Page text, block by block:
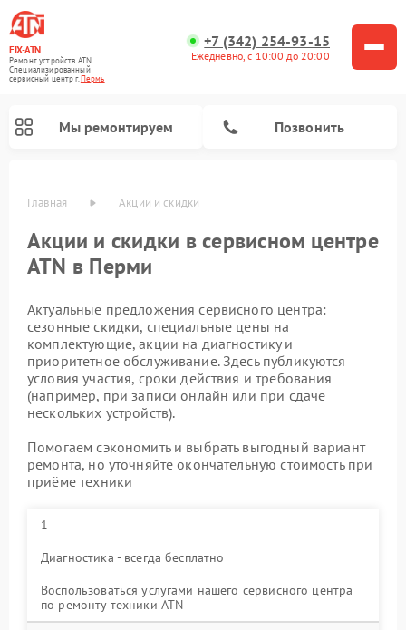
FIX-ATN
Ремонт устройств ATN
Специализированный
cервисный центр г.Пермь
+7 (342) 254-93-15
Ежедневно, с 10:00 до 20:00
Мы ремонтируем Позвонить
Главная Акции и скидки
Акции и скидки в сервисном центре
ATN в Перми
Актуальные предложения сервисного центра:
сезонные скидки, специальные цены на
комплектующие, акции на диагностику и
приоритетное обслуживание. Здесь публикуются
условия участия, сроки действия и требования
(например, при записи онлайн или при сдаче
нескольких устройств).
Помогаем сэкономить и выбрать выгодный вариант
ремонта, но уточняйте окончательную стоимость при
приёме техники
1
Диагностика - всегда бесплатно
Воспользоваться услугами нашего сервисного центра
по ремонту техники ATN